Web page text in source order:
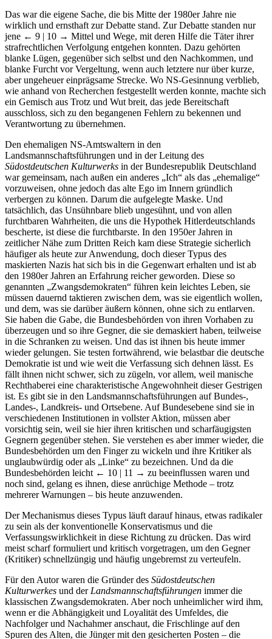
Das war die eigene Sache, die bis Mitte der 1980er Jahre nie
wirklich und ernsthaft zur Debatte stand. Zur Debatte standen nur
jene ← 9 | 10 → Mittel und Wege, mit deren Hilfe die Täter ihrer
strafrechtlichen Verfolgung entgehen konnten. Dazu gehörten
blanke Lügen, gegenüber sich selbst und den Nachkommen, und
blanke Furcht vor Vergeltung, wenn auch letztere nur über kurze,
aber ungeheuer einprägsame Strecke. Wo NS-Gesinnung verblieb,
wie anhand von Recherchen festgestellt werden konnte, machte sich
ein Gemisch aus Trotz und Wut breit, das jede Bereitschaft
ausschloss, sich zu den begangenen Fehlern zu bekennen und
Verantwortung zu übernehmen.
Den ehemaligen NS-Amtswaltern in den
Landsmannschaftsführungen und in der Leitung des
Südostdeutschen Kulturwerks in der Bundesrepublik Deutschland
war gemeinsam, nach außen ein anderes „Ich“ als das „ehemalige“
vorzuweisen, ohne jedoch das alte Ego im Innern gründlich
verbergen zu können. Darum die aufgelegte Maske. Und
tatsächlich, das Unsühnbare blieb ungesühnt, und von allen
furchtbaren Wahrheiten, die uns die Hypothek Hitlerdeutschlands
bescherte, ist diese die furchtbarste. In den 1950er Jahren in
zeitlicher Nähe zum Dritten Reich kam diese Strategie sicherlich
häufiger als heute zur Anwendung, doch dieser Typus des
maskierten Nazis hat sich bis in die Gegenwart erhalten und ist ab
den 1980er Jahren an Erfahrung reicher geworden. Diese so
genannten „Zwangsdemokraten“ führen kein leichtes Leben, sie
müssen dauernd taktieren zwischen dem, was sie eigentlich wollen,
und dem, was sie darüber äußern können, ohne sich zu entlarven.
Sie haben die Gabe, die Bundesbehörden von ihren Vorhaben zu
überzeugen und so ihre Gegner, die sie demaskiert haben, teilweise
in die Schranken zu weisen. Und das ist ihnen bis heute immer
wieder gelungen. Sie testen fortwährend, wie belastbar die deutsche
Demokratie ist und wie weit die Verfassung sich dehnen lässt. Es
fällt ihnen nicht schwer, sich zu zügeln, vor allem, weil manische
Rechthaberei eine charakteristische Angewohnheit dieser Gestrigen
ist. Es gibt sie in den Landsmannschaftsführungen auf Bundes-,
Landes-, Landkreis- und Ortsebene. Auf Bundesebene sind sie in
verschiedenen Institutionen in vollster Aktion, müssen aber
vorsichtig sein, weil sie hier ihren kritischen und scharfäugigsten
Gegnern gegenüber stehen. Sie verstehen es aber immer wieder, die
Bundesbehörden um den Finger zu wickeln und ihre Kritiker als
unglaubwürdig oder als „Linke“ zu bezeichnen. Und da die
Bundesbehörden leicht ← 10 | 11 → zu beeinflussen waren und
noch sind, gelang es ihnen, diese anrüchige Methode – trotz
mehrerer Warnungen – bis heute anzuwenden.
Der Mechanismus dieses Typus läuft darauf hinaus, etwas radikaler
zu sein als der konventionelle Konservatismus und die
Verfassungswirklichkeit in diese Richtung zu drücken. Das wird
meist scharf formuliert und kritisch vorgetragen, um den Gegner
(Kritiker) schnellzüngig und häufig ungebremst zu verteufeln.
Für den Autor waren die Gründer des Südostdeutschen
Kulturwerkes und der Landsmannschaftsführungen immer die
klassischen Zwangsdemokraten. Aber noch unheimlicher wird ihm,
wenn er die Abhängigkeit und Loyalität des Umfeldes, die
Nachfolger und Nachahmer anschaut, die Frischlinge auf den
Spuren des Alten, die Jünger mit den gesicherten Posten – die